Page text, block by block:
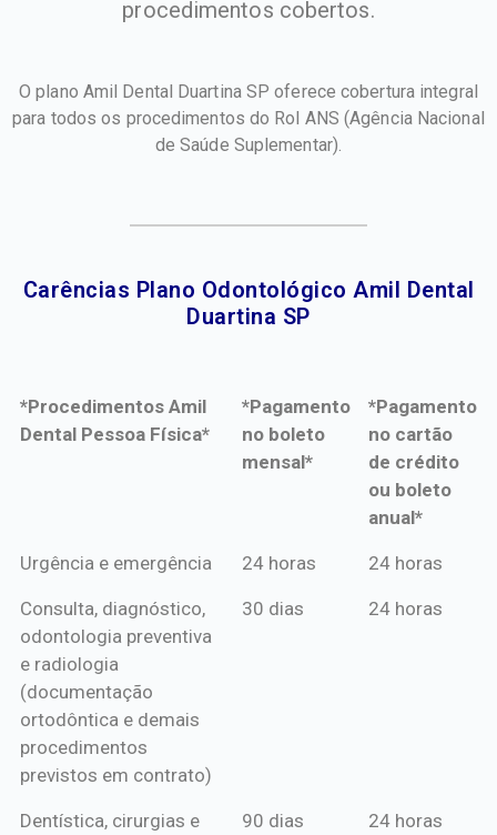
procedimentos cobertos.
O plano Amil Dental Duartina SP oferece cobertura integral
para todos os procedimentos do Rol ANS(Agência Nacional
de Saúde Suplementar).
Carências Plano Odontológico Amil Dental
Duartina SP​
*Procedimentos Amil
Dental Pessoa Física*
*Pagamento
no boleto
mensal*
*Pagamento
no cartão
de crédito
ou boleto
anual*
*Procedimentos Amil
*Pagamento
mensal*
*Pagamento
de crédito
Urgência e emergência 24 horas 24 horas
Consulta, diagnóstico,
odontologia preventiva
e radiologia
(documentação
ortodôntica e demais
procedimentos
previstos em contrato)
30 dias 24 horas
Dentística, cirurgias e
90 dias 24 horas